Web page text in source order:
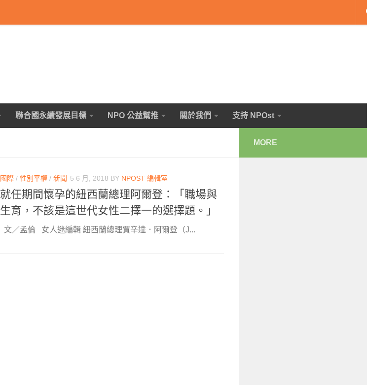
聯合國永續發展目標 NPO 公益幫推 關於我們 支持 NPOst
國際 / 性別平權 / 新聞 5 6 月, 2018 BY NPOST 編輯室
就任期間懷孕的紐西蘭總理阿爾登：「職場與
生育，不該是這世代女性二擇一的選擇題。」
文／孟倫 女人迷編輯 紐西蘭總理賈辛達．阿爾登（J...
MORE